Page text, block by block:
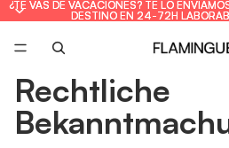
¿TE VAS DE VACACIONES? TE LO
DESTINO EN 24-72H
¿TE VAS DE VACACIONES? TE LO
DESTINO EN 24-72H
Rechtliche